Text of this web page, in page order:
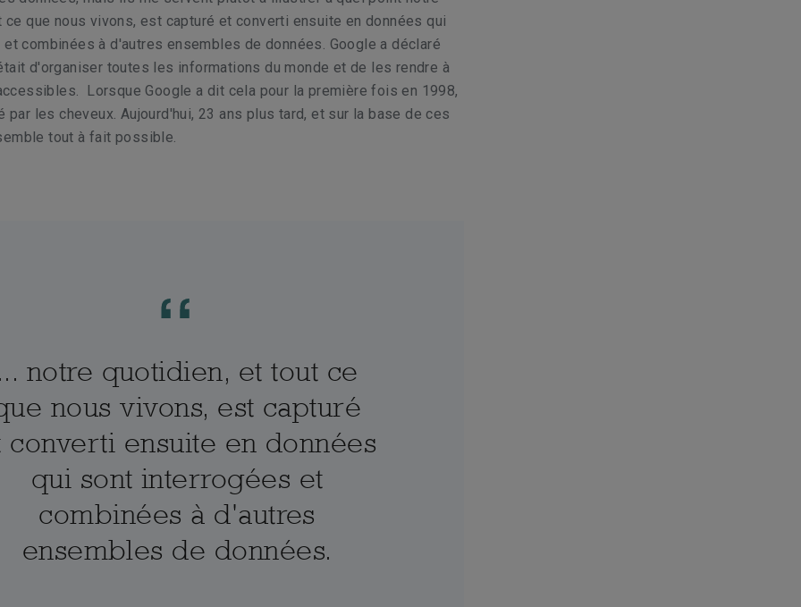
ce que nous vivons, est capturé et converti ensuite en données qui
combinées à d'autres ensembles de données. Google a déclaré
d'organiser toutes les informations du monde et de les rendre à
Lorsque Google a dit cela pour la première fois en 1998,
par les cheveux. Aujourd'hui, 23 ans plus tard, et sur la base de ces
tout à fait possible.
notre quotidien, et tout ce
nous vivons, est capturé
converti ensuite en données
qui sont interrogées et
combinées à d'autres
ensembles de données.